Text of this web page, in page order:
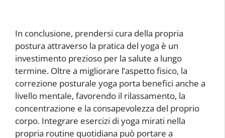
In conclusione, prendersi cura della propria
postura attraverso la pratica del yoga è un
investimento prezioso per la salute a lungo
termine. Oltre a migliorare l’aspetto fisico, la
correzione posturale yoga porta benefici anche a
livello mentale, favorendo il rilassamento, la
concentrazione e la consapevolezza del proprio
corpo. Integrare esercizi di yoga mirati nella
propria routine quotidiana può portare a